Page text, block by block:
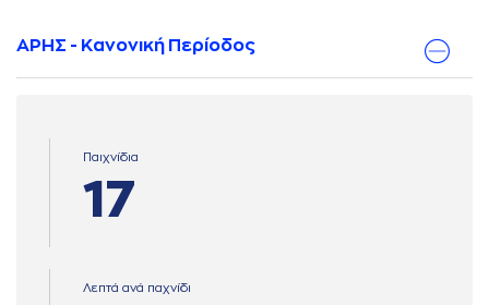
ΑΡΗΣ - Κανονική Περίοδος
Παιχνίδια
17
Λεπτά ανά παχνίδι